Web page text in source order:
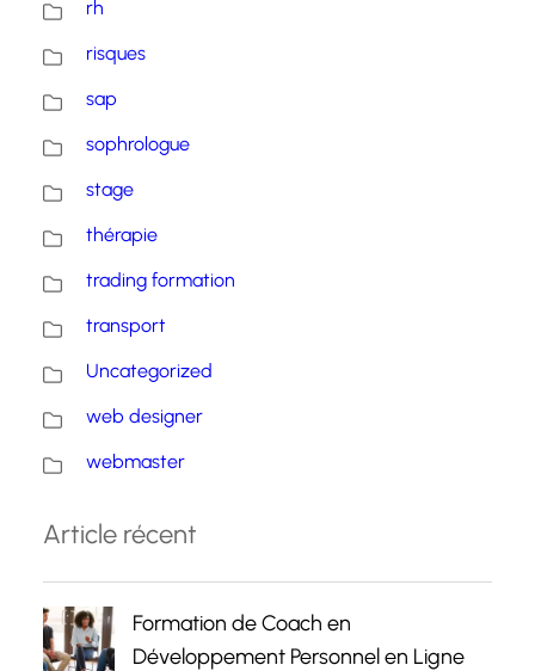
rh
risques
sap
sophrologue
stage
thérapie
trading formation
transport
Uncategorized
web designer
webmaster
Article récent
Formation de Coach en
Développement Personnel en Ligne